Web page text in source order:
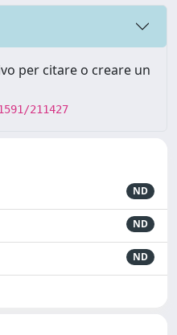
per citare o creare un
211427
ND
ND
ND